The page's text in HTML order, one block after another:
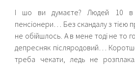
І шо ви думаєте? Людей 10 в
пенсіонери… Без скандалу з тією
не обійшлось. А в мене тоді не то
депресняк післяродовий…
треба чекати, ледь не